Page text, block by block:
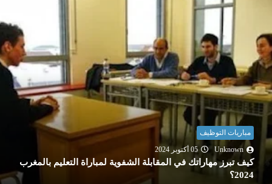
مباريات التوظيف
Unknown
20 نوفمبر 2025
الامتحان المهني لرجال التعليم بالمغرب: المفهوم، الأهداف،
والاستعداد الفعا...